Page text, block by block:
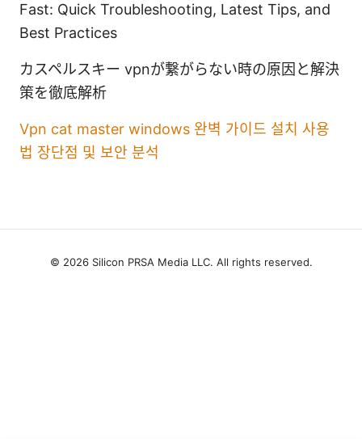
Fast: Quick Troubleshooting, Latest Tips, and
Best Practices
カスペルスキー vpnが繋がらない時の原因と解決
策を徹底解析
Vpn cat master windows 완벽 가이드 설치 사용
법 장단점 및 보안 분석
© 2026 Silicon PRSA Media LLC. All rights reserved.